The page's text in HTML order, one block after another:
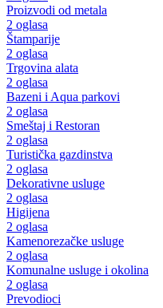
Proizvodi od metala
2 oglasa
Štamparije
2 oglasa
Trgovina alata
2 oglasa
Bazeni i Aqua parkovi
2 oglasa
Smeštaj i Restoran
2 oglasa
Turistička gazdinstva
2 oglasa
Dekorativne usluge
2 oglasa
Higijena
2 oglasa
Kamenorezačke usluge
2 oglasa
Komunalne usluge i okolina
2 oglasa
Prevodioci